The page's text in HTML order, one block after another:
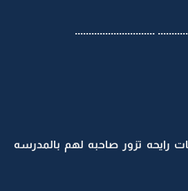
رايحه تزور صاحبه لهم بالمدرسه